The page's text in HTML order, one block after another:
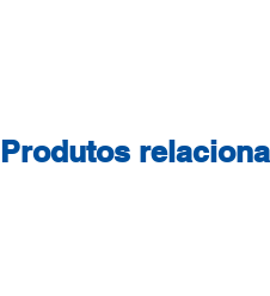
Produtos